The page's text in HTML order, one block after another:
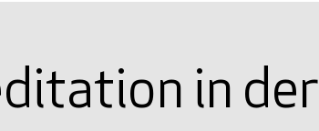
in der